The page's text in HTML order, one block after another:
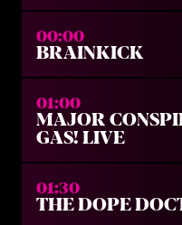
00:00
BRAINKICK
01:00
MAJOR
GAS! LIVE
01:30
THE DOPE